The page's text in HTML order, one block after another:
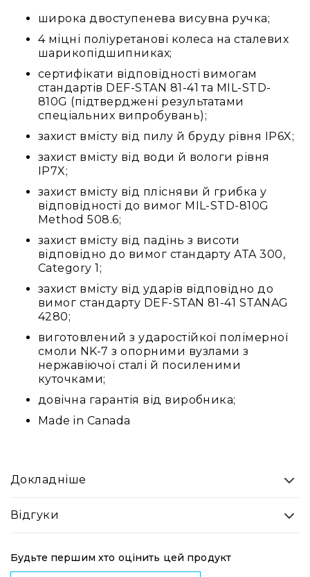
широка двоступенева висувна ручка;
4 міцні поліуретанові колеса на сталевих
шарикопідшипниках;
сертифікати відповідності вимогам
стандартів DEF-STAN 81-41 та MIL-STD-
810G (підтверджені результатами
спеціальних випробувань);
захист вмісту від пилу й бруду рівня IP6X;
захист вмісту від води й вологи рівня
IP7X;
захист вмісту від плісняви й грибка у
відповідності до вимог MIL-STD-810G
Method 508.6;
захист вмісту від падінь з висоти
відповідно до вимог стандарту ATA 300,
Category 1;
захист вмісту від ударів відповідно до
вимог стандарту DEF-STAN 81-41 STANAG
4280;
виготовлений з ударостійкої полімерної
смоли NK-7 з опорними вузлами з
нержавіючої сталі й посиленими
куточками;
довічна гарантія від виробника;
Made in Canada
Докладніше
Відгуки
Будьте першим хто оцінить цей продукт